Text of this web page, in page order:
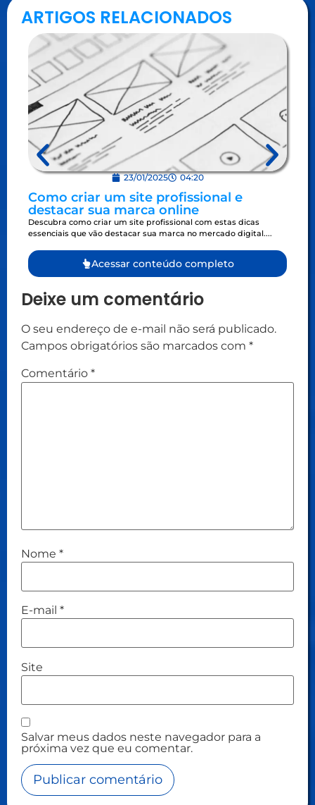
ARTIGOS RELACIONADOS
23/01/2025 04:20
Como criar um site profissional e
destacar sua marca online
Descubra como criar um site profissional com estas dicas
essenciais que vão destacar sua marca no mercado digital....
Acessar conteúdo completo
Deixe um comentário
O seu endereço de e-mail não será publicado.
Campos obrigatórios são marcados com *
Comentário *
Nome *
E-mail *
Site
Salvar meus dados neste navegador para a
próxima vez que eu comentar.